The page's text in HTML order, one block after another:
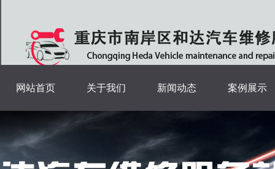
网站首页 关于我们 新闻动态 案例展示